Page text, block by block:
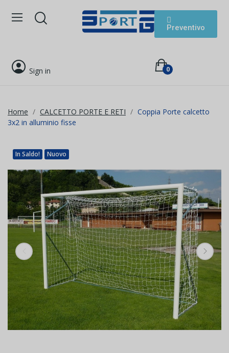
Preventivo
Sign in 0
Home CALCETTO PORTE E RETI
Coppia Porte calcetto
3x2 in alluminio fisse
In Saldo! Nuovo